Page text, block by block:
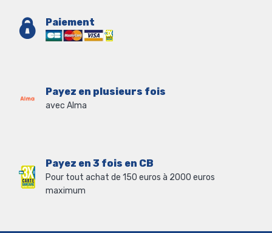
Paiement
Payez en plusieurs fois
avec Alma
Payez en 3 fois en CB
Pour tout achat de 150 euros à 2000 euros
maximum